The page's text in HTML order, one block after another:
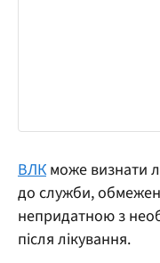
ВЛКможе визнати
до служби,
непридатною з
після лікування.